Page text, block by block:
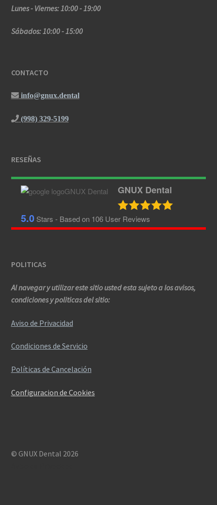
Lunes - Viernes: 10:00 - 19:00
Sábados: 10:00 - 15:00
CONTACTO
info@gnux.dental
(998) 329-5199
RESEÑAS
GNUX Dental
5.0Stars - Based on 106 User Reviews
POLITICAS
Al navegar y utilizar este sitio usted esta sujeto a los avisos,
condiciones y politicas del sitio:
Aviso de Privacidad
Condiciones de Servicio
Políticas de Cancelación
Configuracion de Cookies
© GNUX Dental 2026